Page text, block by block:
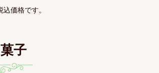
価格です。
子